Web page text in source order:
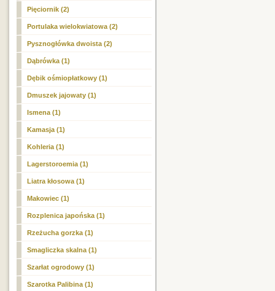
Pięciornik (2)
Portulaka wielokwiatowa (2)
Pysznogłówka dwoista (2)
Dąbrówka (1)
Dębik ośmiopłatkowy (1)
Dmuszek jajowaty (1)
Ismena (1)
Kamasja (1)
Kohleria (1)
Lagerstoroemia (1)
Liatra kłosowa (1)
Makowiec (1)
Rozplenica japońska (1)
Rzeżucha gorzka (1)
Smagliczka skalna (1)
Szarłat ogrodowy (1)
Szarotka Palibina (1)